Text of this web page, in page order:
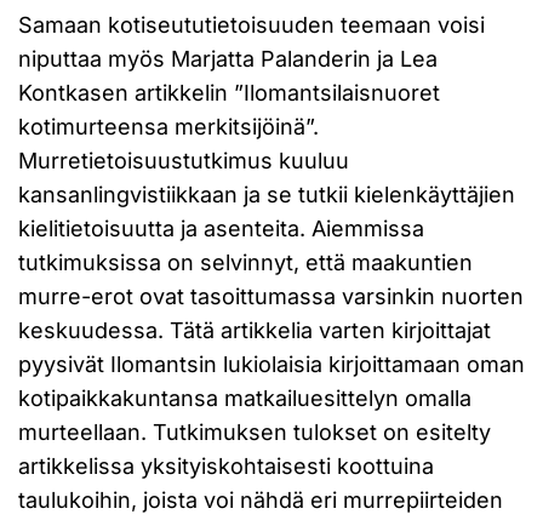
Samaan kotiseututietoisuuden teemaan voisi
niputtaa myös Marjatta Palanderin ja Lea
Kontkasen artikkelin ”Ilomantsilaisnuoret
kotimurteensa merkitsijöinä”.
Murretietoisuustutkimus kuuluu
kansanlingvistiikkaan ja se tutkii kielenkäyttäjien
kielitietoisuutta ja asenteita. Aiemmissa
tutkimuksissa on selvinnyt, että maakuntien
murre-erot ovat tasoittumassa varsinkin nuorten
keskuudessa. Tätä artikkelia varten kirjoittajat
pyysivät Ilomantsin lukiolaisia kirjoittamaan oman
kotipaikkakuntansa matkailuesittelyn omalla
murteellaan. Tutkimuksen tulokset on esitelty
artikkelissa yksityiskohtaisesti koottuina
taulukoihin, joista voi nähdä eri murrepiirteiden